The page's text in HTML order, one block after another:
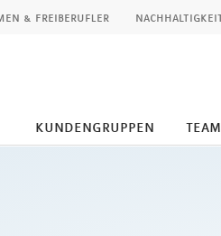
& freiberufler
kundengruppen team